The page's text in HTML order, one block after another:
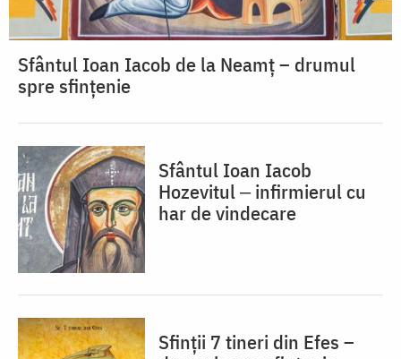
Sfântul Ioan Iacob de la Neamț – drumul
spre sfințenie
Sfântul Ioan Iacob
Hozevitul ‒ infirmierul cu
har de vindecare
Sfinții 7 tineri din Efes –